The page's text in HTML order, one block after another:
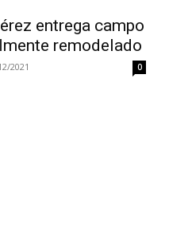
entrega campo
remodelado
2021 0